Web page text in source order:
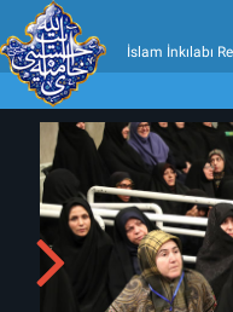
İslam İnkılabı